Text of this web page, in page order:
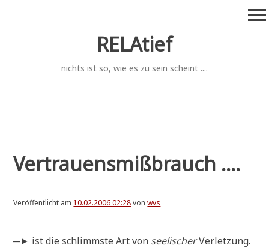
RELAtief
nichts ist so, wie es zu sein scheint ....
menu
Vertrauensmißbrauch ....
Veröffentlicht am 10.02.2006 02:28vonwvs
─► ist die schlimm­ste Art von see­li­scherVerletzung.